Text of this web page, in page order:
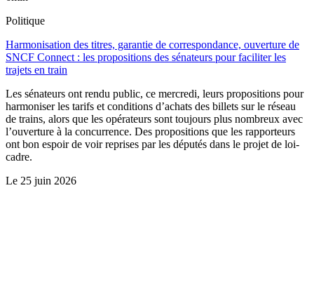
Politique
Harmonisation des titres, garantie de correspondance, ouverture de
SNCF Connect : les propositions des sénateurs pour faciliter les
trajets en train
Les sénateurs ont rendu public, ce mercredi, leurs propositions pour
harmoniser les tarifs et conditions d’achats des billets sur le réseau
de trains, alors que les opérateurs sont toujours plus nombreux avec
l’ouverture à la concurrence. Des propositions que les rapporteurs
ont bon espoir de voir reprises par les députés dans le projet de loi-
cadre.
Le 25 juin 2026